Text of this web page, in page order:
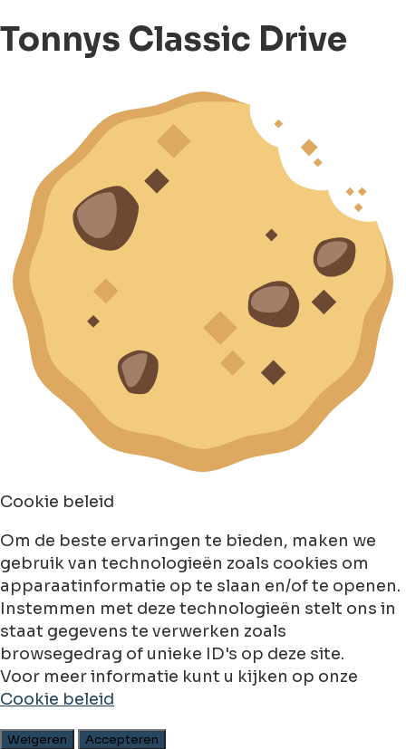
Tonnys Classic Drive
Cookie beleid
Om de beste ervaringen te bieden, maken we
gebruik van technologieën zoals cookies om
apparaatinformatie op te slaan en/of te openen.
Instemmen met deze technologieën stelt ons in
staat gegevens te verwerken zoals
browsegedrag of unieke ID's op deze site.
Voor meer informatie kunt u kijken op onze
Cookie beleid
Weigeren
Accepteren